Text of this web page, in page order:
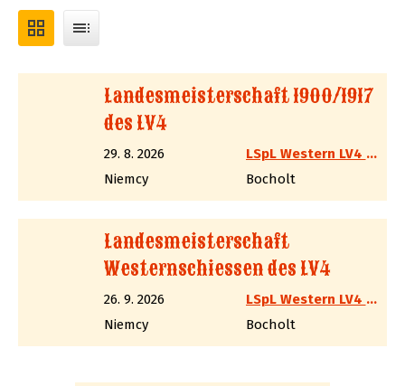
grid_view toc
Landesmeisterschaft 1900/1917
des LV4
29. 8. 2026
LSpL Western LV4 NRW
Niemcy
Bocholt
Landesmeisterschaft
Westernschiessen des LV4
26. 9. 2026
LSpL Western LV4 NRW
Niemcy
Bocholt